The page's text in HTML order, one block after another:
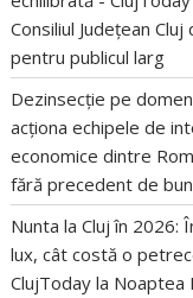
Consiliul Județean
pentru publicul larg
Dezinsecție pe
acționa echipele de
economice dintre
fără precedent de bun
Nunta la Cluj în 2026:
lux, cât costă o
ClujToday la Noaptea